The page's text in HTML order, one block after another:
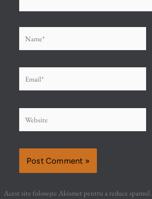
Acest site folosește Akismet pentru a reduce spamul.